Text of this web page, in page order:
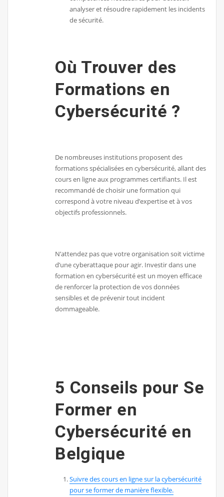
analyser et résoudre rapidement les incidents
de sécurité.
Où Trouver des
Formations en
Cybersécurité ?
De nombreuses institutions proposent des
formations spécialisées en cybersécurité, allant des
cours en ligne aux programmes certifiants. Il est
recommandé de choisir une formation qui
correspond à votre niveau d’expertise et à vos
objectifs professionnels.
N’attendez pas que votre organisation soit victime
d’une cyberattaque pour agir. Investir dans une
formation en cybersécurité est un moyen efficace
de renforcer la protection de vos données
sensibles et de prévenir tout incident
dommageable.
5 Conseils pour Se
Former en
Cybersécurité en
Belgique
Suivre des cours en ligne sur la cybersécurité
pour se former de manière flexible.